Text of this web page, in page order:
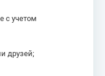
с учетом
друзей;